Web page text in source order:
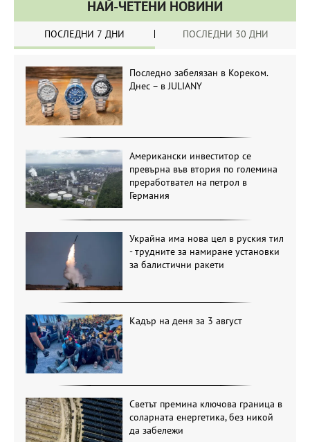
НАЙ-ЧЕТЕНИ НОВИНИ
ПОСЛЕДНИ 7 ДНИ ПОСЛЕДНИ 30 ДНИ
Последно забелязан в Кореком.
Днес – в JULIANY
Американски инвеститор се
превърна във втория по големина
преработвател на петрол в
Германия
Украйна има нова цел в руския тил
- трудните за намиране установки
за балистични ракети
Кадър на деня за 3 август
Светът премина ключова граница в
соларната енергетика, без никой
да забележи